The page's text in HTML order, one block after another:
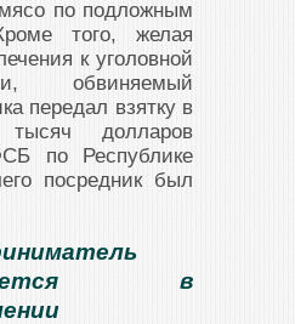
по подложным
того, желая
к уголовной
обвиняемый
передал взятку в
долларов
по Республике
посредник был
в